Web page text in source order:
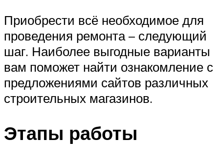
Приобрести всё необходимое для
проведения ремонта – следующий
шаг. Наиболее выгодные варианты
вам поможет найти ознакомление с
предложениями сайтов различных
строительных магазинов.
Этапы работы